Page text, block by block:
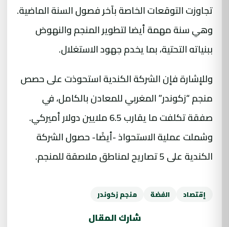
تجاوزت التوقعات الخاصة بآخر فصول السنة الماضية.
وهي سنة مهمة أيضا لتطوير المنجم والنهوض
ببنياته التحتية، بما يخدم جهود الاستغلال.
وللإشارة فإن الشركة الكندية استحوذت على حصص
منجم “زكوندر” المغربي للمعادن بالكامل، في
صفقة تكلفت ما يقارب 6.5 ملايين دولار أميركي.
وشملت عملية الاستحواذ -أيضًا- حصول الشركة
الكندية على 5 تصاريح لمناطق ملاصقة للمنجم.
إقتصاد الفضة منجم زكوندر
شارك المقال